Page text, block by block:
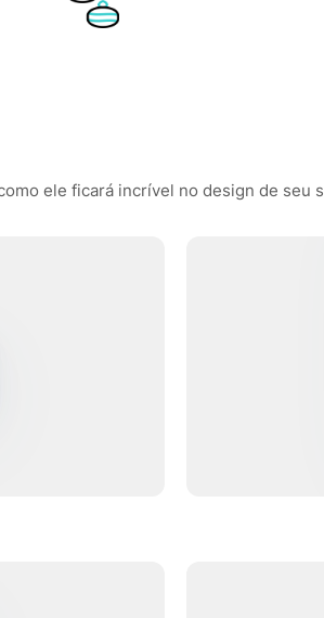
ele ficará incrível no design de seu